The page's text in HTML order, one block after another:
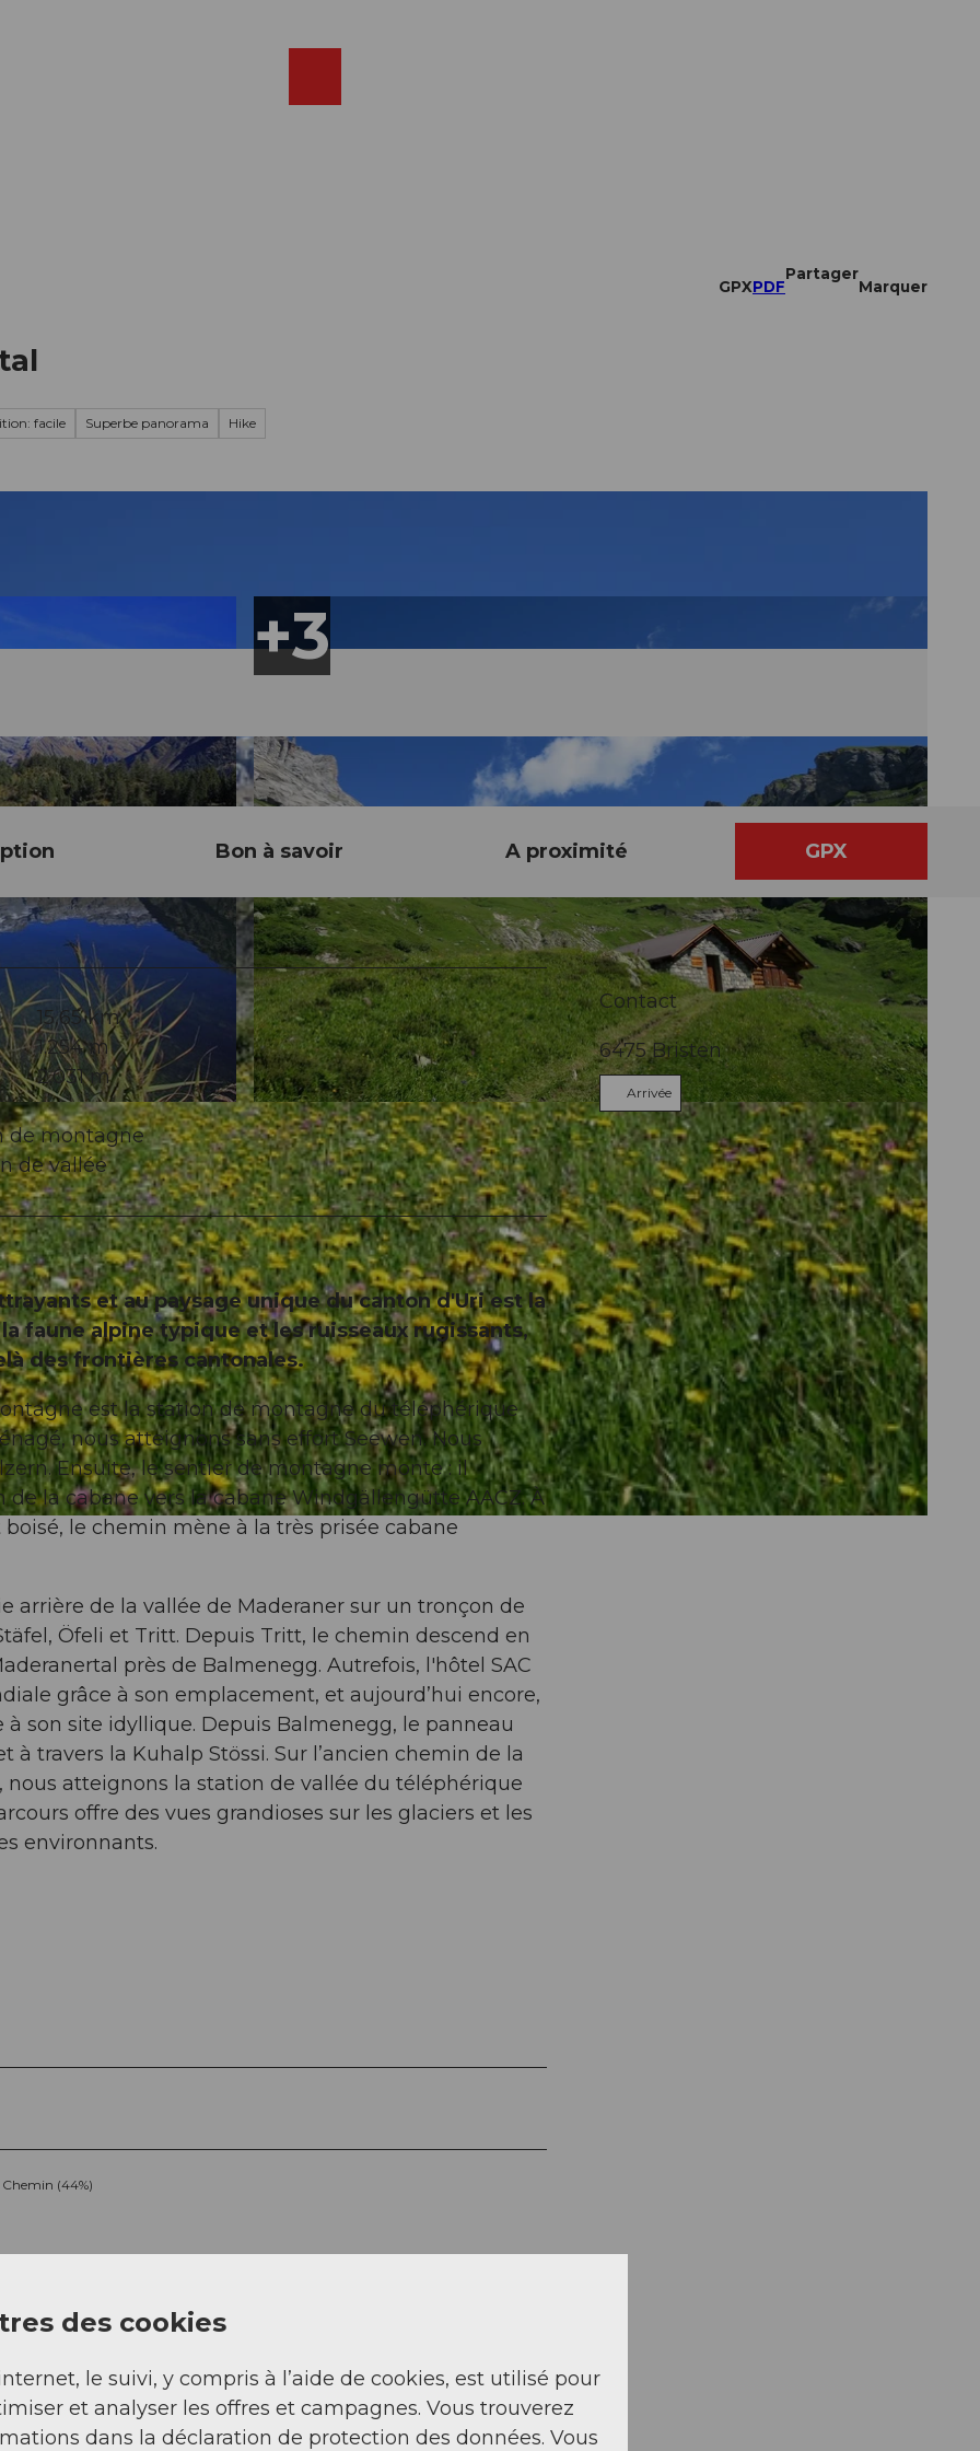
GPXPDF
Partager
Marquer
facile Superbe panorama Hike
© Sanna Laurén, Verein Urner Wanderwege |CC-BY
Bon à savoir A proximité GPX
15,65 km
1.254 m
2.031 m
de montagne
de vallée
et au paysage unique du canton d'Uri est la
faune alpine typique et les ruisseaux rugissants,
des frontières cantonales.
est la station de montagne du téléphérique
nous atteignons sans effort Seewen. Nous
Ensuite, le sentier de montagne monte : il
la cabane vers la cabane Windgällengütte AACZ. À
le chemin mène à la très prisée cabane
arrière de la vallée de Maderaner sur un tronçon de
Öfeli et Tritt. Depuis Tritt, le chemin descend en
près de Balmenegg. Autrefois, l'hôtel SAC
grâce à son emplacement, et aujourd’hui encore,
son site idyllique. Depuis Balmenegg, le panneau
travers la Kuhalp Stössi. Sur l’ancien chemin de la
atteignons la station de vallée du téléphérique
offre des vues grandioses sur les glaciers et les
environnants.
Chemin (44%)
Sep Oct Nov Déc
Contact
6475Bristen
Arrivée
des cookies
le suivi, y compris à l’aide de cookies, est utilisé pour
et analyser les offres et campagnes. Vous trouverez
dans la déclaration de protection des données. Vous